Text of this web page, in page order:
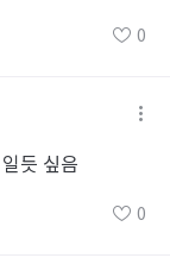
0
듯 싶음
0